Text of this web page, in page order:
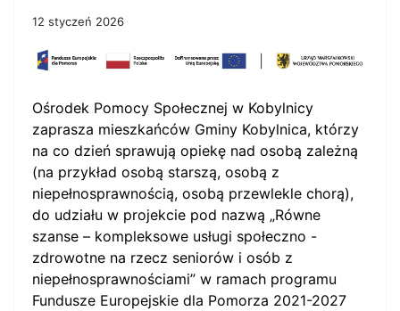
12 styczeń 2026
Ośrodek Pomocy Społecznej w Kobylnicy
zaprasza mieszkańców Gminy Kobylnica, którzy
na co dzień sprawują opiekę nad osobą zależną
(na przykład osobą starszą, osobą z
niepełnosprawnością, osobą przewlekle chorą),
do udziału w projekcie pod nazwą „Równe
szanse – kompleksowe usługi społeczno -
zdrowotne na rzecz seniorów i osób z
niepełnosprawnościami” w ramach programu
Fundusze Europejskie dla Pomorza 2021-2027